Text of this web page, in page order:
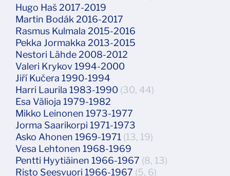
Hugo Haš 2017-2019
Martin Bodák 2016-2017
Rasmus Kulmala 2015-2016
Pekka Jormakka 2013-2015
Nestori Lähde 2008-2012
Valeri Krykov 1994-2000
Jiří Kučera 1990-1994
Harri Laurila 1983-1990 (30, 44)
Esa Välioja 1979-1982
Mikko Leinonen 1973-1977
Jorma Saarikorpi 1971-1973
Asko Ahonen 1969-1971 (13, 19)
Vesa Lehtonen 1968-1969
Pentti Hyytiäinen 1966-1967 (8, 13)
Risto Seesvuori 1966-1967 (5, 6)